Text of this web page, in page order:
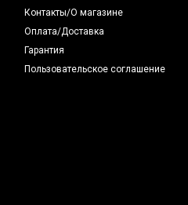
Контакты/О магазине
Оплата/Доставка
Гарантия
Пользовательское соглашение